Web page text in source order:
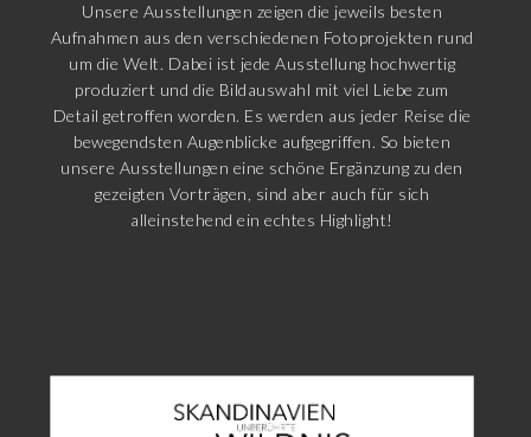
Unsere Ausstellungen zeigen die jeweils besten
Aufnahmen aus den verschiedenen Fotoprojekten rund
um die Welt. Dabei ist jede Ausstellung hochwertig
produziert und die Bildauswahl mit viel Liebe zum
Detail getroffen worden. Es werden aus jeder Reise die
bewegendsten Augenblicke aufgegriffen. So bieten
unsere Ausstellungen eine schöne Ergänzung zu den
gezeigten Vorträgen, sind aber auch für sich
alleinstehend ein echtes Highlight!